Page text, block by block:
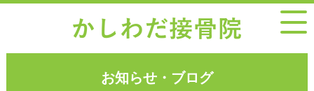
お知らせ・ブログ